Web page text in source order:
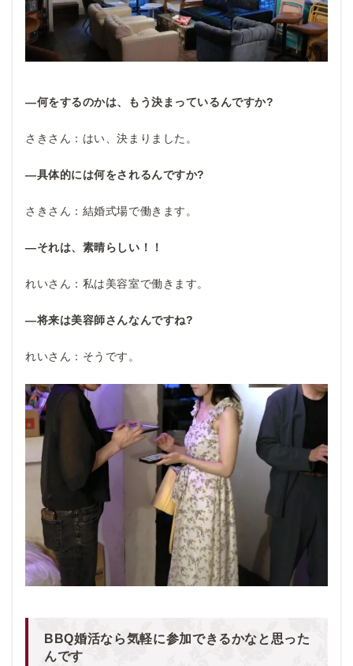
―何をするのかは、もう決まっているんですか?
さきさん：はい、決まりました。
―具体的には何をされるんですか?
さきさん：結婚式場で働きます。
―それは、素晴らしい！！
れいさん：私は美容室で働きます。
―将来は美容師さんなんですね?
れいさん：そうです。
BBQ婚活なら気軽に参加できるかなと思った
んです